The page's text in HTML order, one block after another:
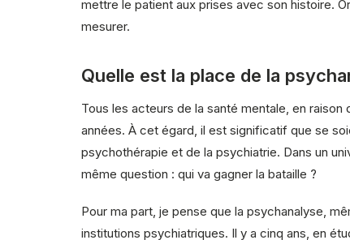
mettre le patient aux prises avec son histoire.
mesurer.
Quelle est la place de la
Tous les acteurs de la santé mentale, en
années. À cet égard, il est significatif que se
psychothérapie et de la psychiatrie. Dans un
même question : qui va gagner la bataille ?
Pour ma part, je pense que la psychanalyse,
institutions psychiatriques. Il y a cinq ans, en